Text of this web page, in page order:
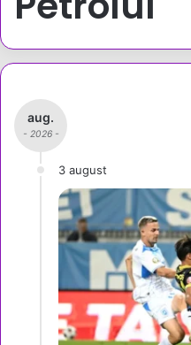
aug.
- 2026 -
3 august